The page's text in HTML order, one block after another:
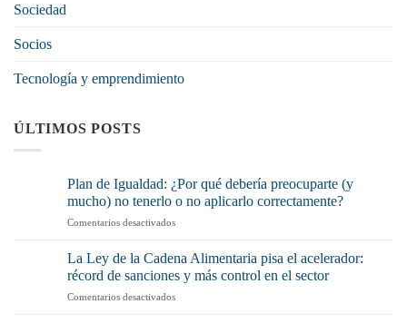
Sociedad
Socios
Tecnología y emprendimiento
ÚLTIMOS POSTS
Plan de Igualdad: ¿Por qué debería preocuparte (y
mucho) no tenerlo o no aplicarlo correctamente?
Comentarios desactivadosen
Igualdad:
¿Por
qué
La Ley de la Cadena Alimentaria pisa el acelerador:
récord de sanciones y más control en el sector
Comentarios desactivadosen